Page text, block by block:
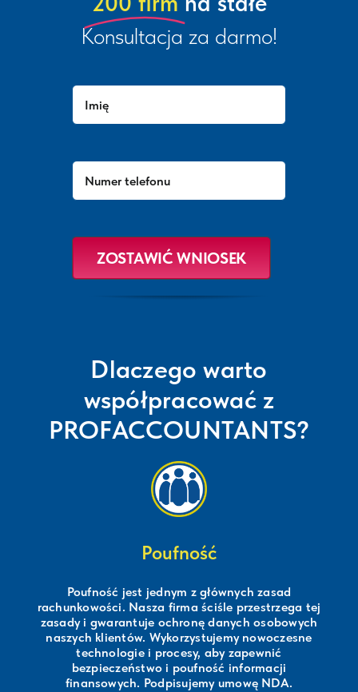
Konsultacja za darmo!
Dlaczego warto
współpracować z
PROFACCOUNTANTS?
Poufność
Poufność jest jednym z głównych zasad
rachunkowości. Nasza firma ściśle przestrzega tej
zasady i gwarantuje ochronę danych osobowych
naszych klientów. Wykorzystujemy nowoczesne
technologie i procesy, aby zapewnić
bezpieczeństwo i poufność informacji
finansowych. Podpisujemy umowę NDA.